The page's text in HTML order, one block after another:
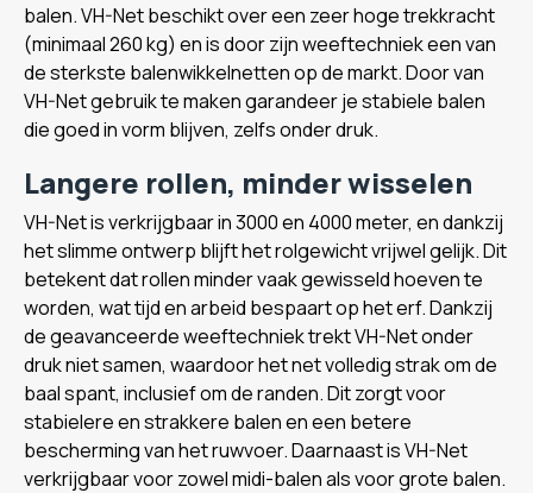
balen. VH-Net beschikt over een zeer hoge trekkracht
(minimaal 260 kg) en is door zijn weeftechniek een van
de sterkste balenwikkelnetten op de markt. Door van
VH-Net gebruik te maken garandeer je stabiele balen
die goed in vorm blijven, zelfs onder druk.
Langere rollen, minder wisselen
VH-Net is verkrijgbaar in 3000 en 4000 meter, en dankzij
het slimme ontwerp blijft het rolgewicht vrijwel gelijk. Dit
betekent dat rollen minder vaak gewisseld hoeven te
worden, wat tijd en arbeid bespaart op het erf. Dankzij
de geavanceerde weeftechniek trekt VH-Net onder
druk niet samen, waardoor het net volledig strak om de
baal spant, inclusief om de randen. Dit zorgt voor
stabielere en strakkere balen en een betere
bescherming van het ruwvoer. Daarnaast is VH-Net
verkrijgbaar voor zowel midi-balen als voor grote balen.